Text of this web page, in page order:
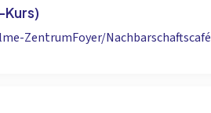
Kurs)
ZentrumFoyer/Nachbarschaftscafé